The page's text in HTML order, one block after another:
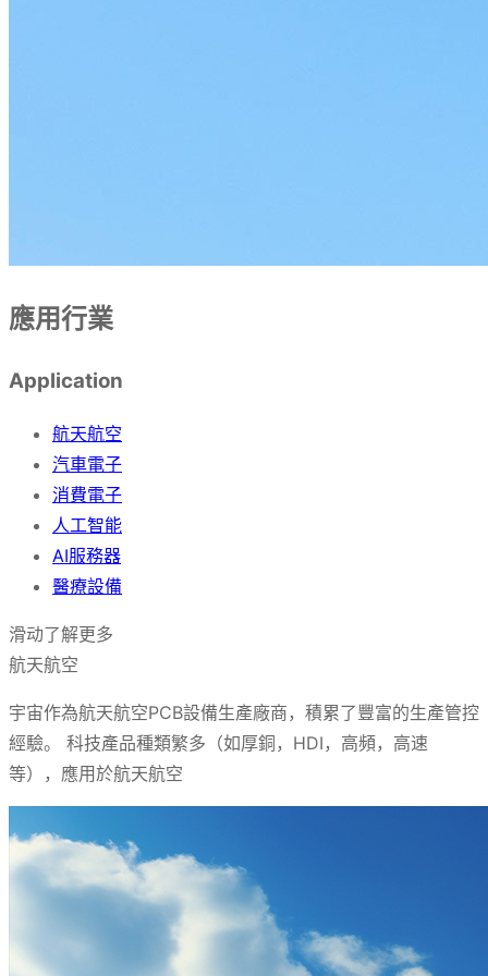
應用行業
Application
航天航空
汽車電子
消費電子
人工智能
AI服務器
醫療設備
滑动了解更多
航天航空
宇宙作為航天航空PCB設備生產廠商，積累了豐富的生產管控
經驗。 科技產品種類繁多（如厚銅，HDI，高頻，高速
等），應用於航天航空